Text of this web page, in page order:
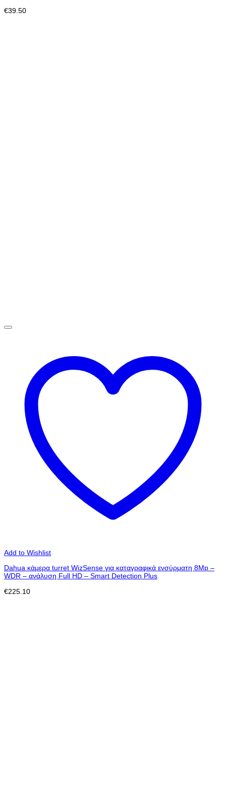
€39.50
Add to Wishlist
Dahua κάμερα turret WizSense για καταγραφικά ενσύρματη 8Mp –
WDR – ανάλυση Full HD – Smart Detection Plus
€225.10